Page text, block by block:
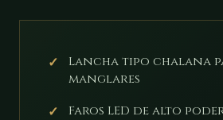
Lancha tipo chalana
manglares
Faros LED de alto